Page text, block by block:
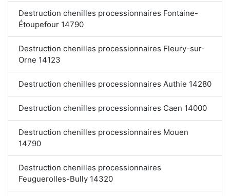
Destruction chenilles processionnaires Fontaine-
Étoupefour 14790
Destruction chenilles processionnaires Fleury-sur-
Orne 14123
Destruction chenilles processionnaires Authie 14280
Destruction chenilles processionnaires Caen 14000
Destruction chenilles processionnaires Mouen
14790
Destruction chenilles processionnaires
Feuguerolles-Bully 14320